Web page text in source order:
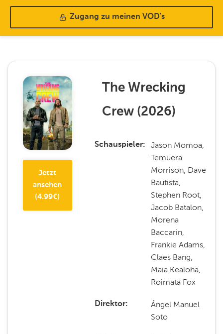
Zugang zu meinen VOD's
Jetzt
ansehen
(4.99€)
The Wrecking
Crew (2026)
Schauspieler
Jason Momoa,
Temuera
Morrison, Dave
Bautista,
Stephen Root,
Jacob Batalon,
Morena
Baccarin,
Frankie Adams,
Claes Bang,
Maia Kealoha,
Roimata Fox
Direktor
Ángel Manuel
Soto